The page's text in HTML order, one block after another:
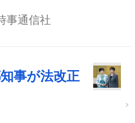
事通信社
事が法改正